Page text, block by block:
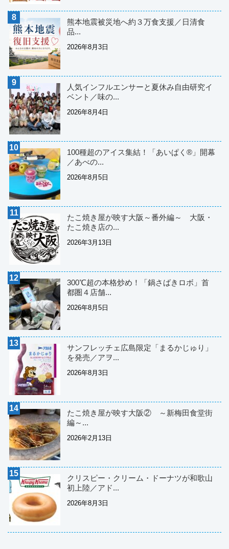
熊本地震被災地へ約３万食支援／日清食
品...
2026年8月3日
人気インフルエンサーと夏休み自由研究イ
ベント／味の...
2026年8月4日
100種超のアイス集結！「あいぱく®」開幕
／あべの...
2026年8月5日
たこ焼き屋が映す大阪～番外編～ 大阪・
たこ焼き店の...
2026年3月13日
300℃超の本格炒め！「鍋さばきロボ」首
都圏４店舗...
2026年8月5日
サンフレッチェ広島限定「まるかじゅり」
を発売／アヲ...
2026年8月3日
たこ焼き屋が映す大阪② ～新梅田食堂街
編～...
2026年2月13日
クリスピー・クリーム・ドーナツが和歌山
初上陸／アド...
2026年8月3日